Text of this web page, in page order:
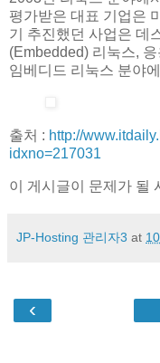
평가받은 대표 기업은
기 추진했던 사업은 데
(Embedded) 리눅스,
임베디드 리눅스 분야
출처 : http://
idxno=217031
이 게시글이 문제가 될
JP-Hosting 관리자3 at
‹